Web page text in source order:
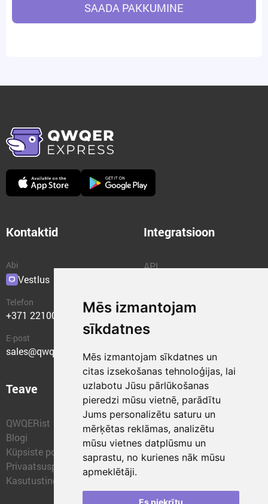
Mēs izmantojam
sīkdatnes
Mēs izmantojam sīkdatnes un
citas izsekošanas tehnoloģijas, lai
uzlabotu Jūsu pārlūkošanas
pieredzi mūsu vietnē, parādītu
Jums personalizētu saturu un
mērķētas reklāmas, analizētu
mūsu vietnes datplūsmu un
saprastu, no kurienes nāk mūsu
apmeklētāji.
Es piekrītu
SAADA PAKKUMINE
Kontaktid
Abi
Vestlus
Telefon
+371 22100400
E-post
sales@qwqer.eu
Integratsioon
API
Teave
QWQERist
Blogi
Küpsiste poliitika
Privaatsuspoliitika
Kasutustingimused
Struktuuriüksused
QWQER Express
QWQER PRO Globaalne
Edastamine
Frantsiis